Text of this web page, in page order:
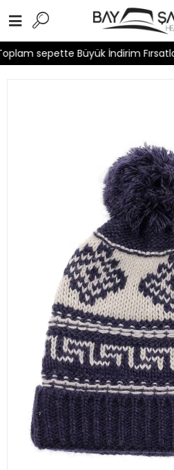
sepette Büyük İndirim Fırsatları